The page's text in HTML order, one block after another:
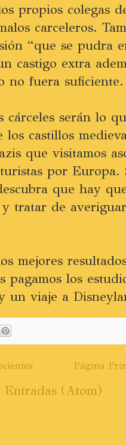
propios colegas
carceleros.
“que se pudra
castigo extra
no fuera suficiente.
serán lo
castillos
que visitamos
por Europa.
que hay
tratar de
mejores
pagamos los
un viaje a
Página
Entradas (Atom)